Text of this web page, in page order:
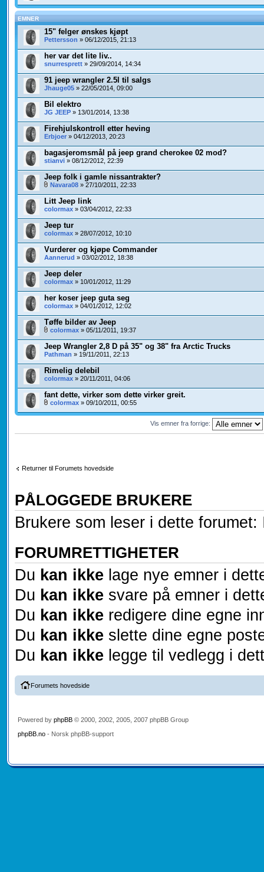
EMNER
15" felger ønskes kjøpt
Pettersson » 06/12/2015, 21:13
her var det lite liv..
snurresprett» 29/09/2014, 14:34
91 jeep wrangler 2.5l til salgs
Jhauge05» 22/05/2014, 09:00
Bil elektro
JG JEEP» 13/01/2014, 13:38
Firehjulskontroll etter heving
Erbjoer» 04/12/2013, 20:23
bagasjeromsmål på jeep grand cherokee 02 mod?
stianvi» 08/12/2012, 22:39
Jeep folk i gamle nissantrakter?
Navara08» 27/10/2011, 22:33
Litt Jeep link
colormax» 03/04/2012, 22:33
Jeep tur
colormax» 28/07/2012, 10:10
Vurderer og kjøpe Commander
Aannerud » 03/02/2012, 18:38
Jeep deler
colormax» 10/01/2012, 11:29
her koser jeep guta seg
colormax» 04/01/2012, 12:02
Tøffe bilder av Jeep
colormax» 05/11/2011, 19:37
Jeep Wrangler 2,8 D på 35" og 38" fra Arctic Trucks
Pathman » 19/11/2011, 22:13
Rimelig delebil
colormax» 20/11/2011, 04:06
fant dette, virker som dette virker greit.
colormax» 09/10/2011, 00:55
Vis emner fra forrige:
Returner til Forumets hovedside
PÅLOGGEDE BRUKERE
Brukere som leser i dette
FORUMRETTIGHETER
Du kan ikke lage nye emner i
Du kan ikke svare på emner i
Du kan ikke redigere dine egne
Du kan ikke slette dine egne
Du kan ikke legge til vedlegg i
Forumets hovedside
Powered by phpBB© 2000, 2002, 2005, 2007 phpBB Group
phpBB.no- Norsk phpBB-support